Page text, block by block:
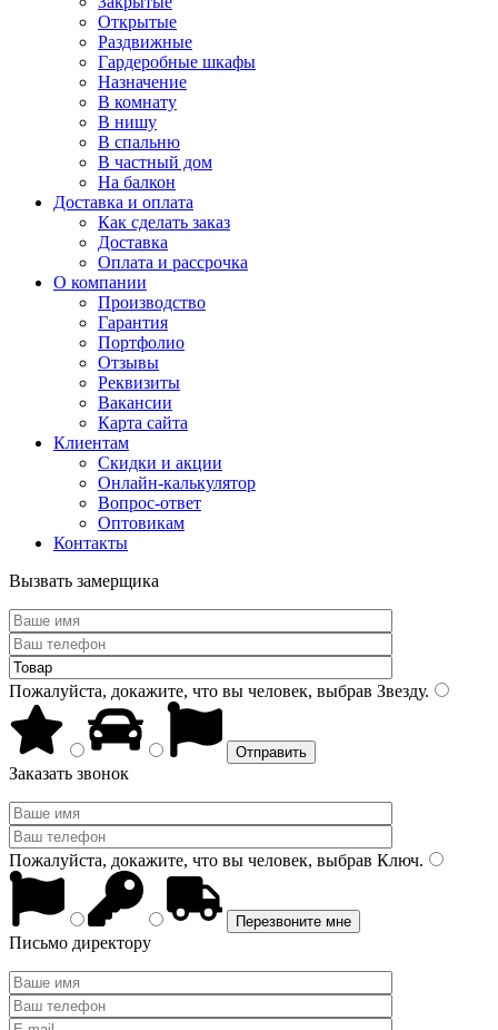
Открытые
Раздвижные
Гардеробные шкафы
Назначение
В комнату
В нишу
В спальню
В частный дом
На балкон
Доставка и оплата
Как сделать заказ
Доставка
Оплата и рассрочка
О компании
Производство
Гарантия
Портфолио
Отзывы
Реквизиты
Вакансии
Карта сайта
Клиентам
Скидки и акции
Онлайн-калькулятор
Вопрос-ответ
Оптовикам
Контакты
Вызвать замерщика
Пожалуйста, докажите, что вы человек, выбрав Звезду.
Заказать звонок
Пожалуйста, докажите, что вы человек, выбрав Ключ.
Письмо директору